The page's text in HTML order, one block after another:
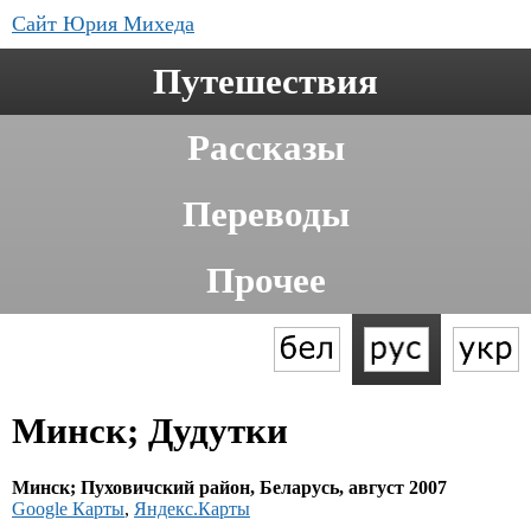
Сайт Юрия Михеда
Путешествия
Рассказы
Переводы
Прочее
Минск; Дудутки
Минск; Пуховичский район, Беларусь, август 2007
Google Карты, Яндекс.Карты